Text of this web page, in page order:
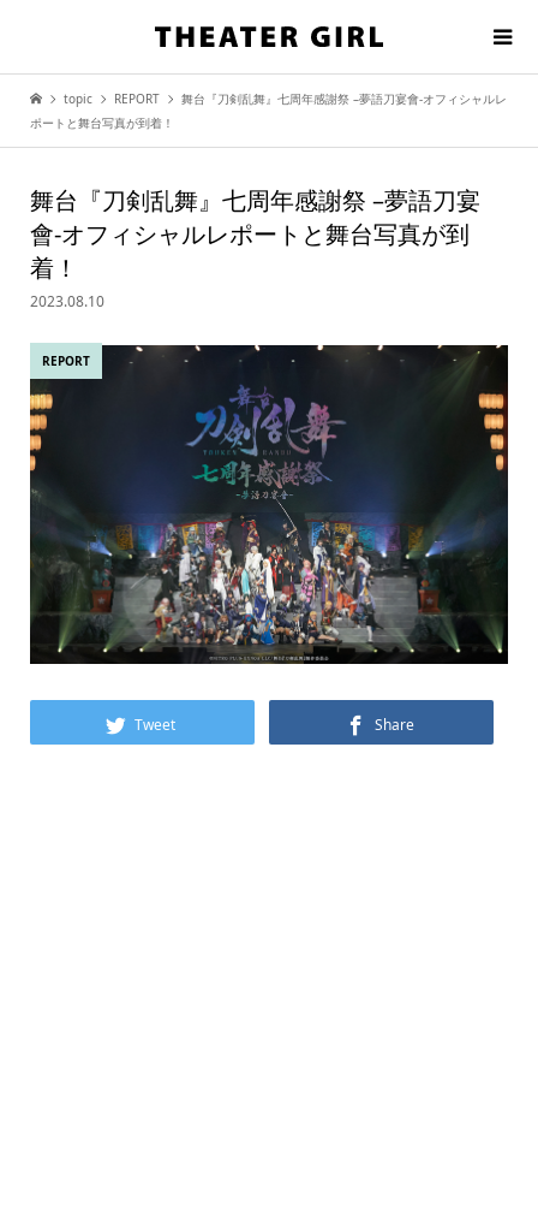
topic REPORT
舞台『刀剣乱舞』七周年感謝祭 –夢語刀宴會-オフィシャルレ
ポートと舞台写真が到着！
舞台『刀剣乱舞』七周年感謝祭 –夢語刀宴
會-オフィシャルレポートと舞台写真が到
着！
2023.08.10
REPORT
Tweet Share